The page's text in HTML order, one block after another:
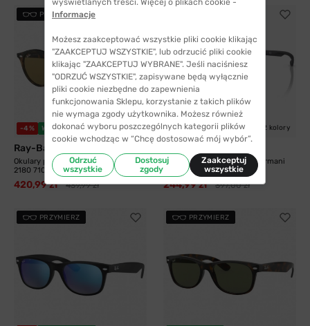
PRZYMIERZ
-4% WYSYŁKA 24H 10 kolorów
Ray-Ban®
Okulary przeciwsłoneczne Ray-Ban®
2180 710/73...
420,99 zł 439,99 zł
-38% WYSYŁKA 24H 2 kolory
Okulary przeciwsłoneczne Armani
Exchange...
244,99 zł 397,00 zł
PRZYMIERZ PRZYMIERZ
Informacje
Możesz zaakceptować wszystkie pliki cookie klikając
"ZAAKCEPTUJ WSZYSTKIE", lub odrzucić pliki cookie
klikając "ZAAKCEPTUJ WYBRANE". Jeśli naciśniesz
"ODRZUĆ WSZYSTKIE", zapisywane będą wyłącznie
pliki cookie niezbędne do zapewnienia
funkcjonowania Sklepu, korzystanie z takich plików
nie wymaga zgody użytkownika. Możesz również
dokonać wyboru poszczególnych kategorii plików
cookie wchodząc w “Chcę dostosować mój wybór”.
Odrzuć
wszystkie
Dostosuj
zgody
Zaakceptuj
wszystkie